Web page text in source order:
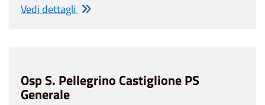
Vedi dettagli
Osp S. Pellegrino Castiglione PS
Generale